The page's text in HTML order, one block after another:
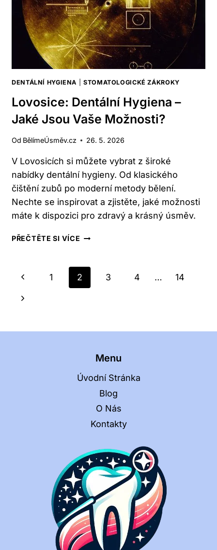
DENTÁLNÍ HYGIENA STOMATOLOGICKÉ ZÁKROKY
Lovosice: Dentální Hygiena –
Jaké Jsou Vaše Možnosti?
Od BělímeÚsměv.cz 26. 5. 2026
V Lovosicích si můžete vybrat z široké
nabídky dentální hygieny. Od klasického
čištění zubů po moderní metody bělení.
Nechte se inspirovat a zjistěte, jaké možnosti
máte k dispozici pro zdravý a krásný úsměv.
PŘEČTĚTE SI VÍCE LOVOSICE:
JAKÉ
Navigace
Na
Předchozí
stránka
1 2 3 4 … 14
Další
Menu
Úvodní Stránka
Blog
O Nás
Kontakty